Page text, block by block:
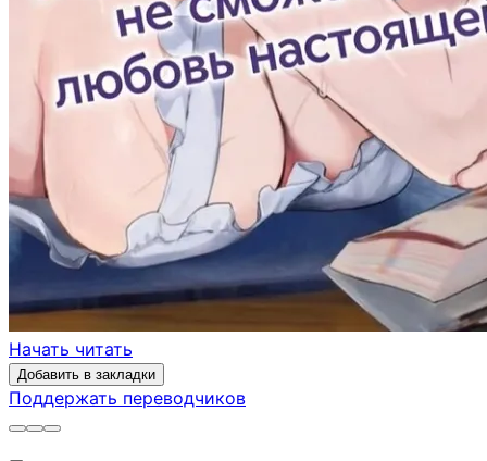
Начать читать
Добавить в закладки
Поддержать переводчиков